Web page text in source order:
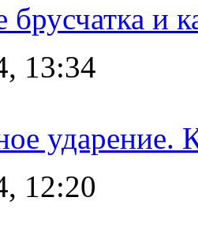
брусчатка и
13:34
ударение.
12:20